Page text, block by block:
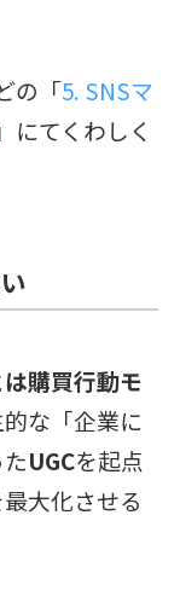
の「5. SNSマ
」にてくわしく
購買行動モ
な「企業に
UGCを起点
最大化させる